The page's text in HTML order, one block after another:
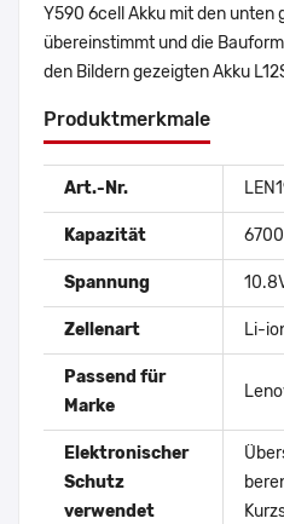
Y590 6cell Akku mit den unten
übereinstimmt und die
den Bildern gezeigten Akku
Produktmerkmale
Art.-Nr.
Kapazität
Spannung
Zellenart Li-
Passend für
Marke
Elektronischer
Schutz
verwendet